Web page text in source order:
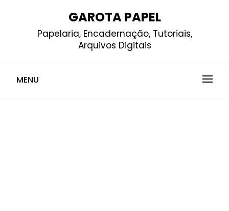
GAROTA PAPEL
Papelaria, Encadernação, Tutoriais,
Arquivos Digitais
MENU